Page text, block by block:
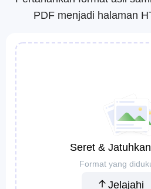
PDF menjadi halaman
Seret &
Format yang
Jelajahi